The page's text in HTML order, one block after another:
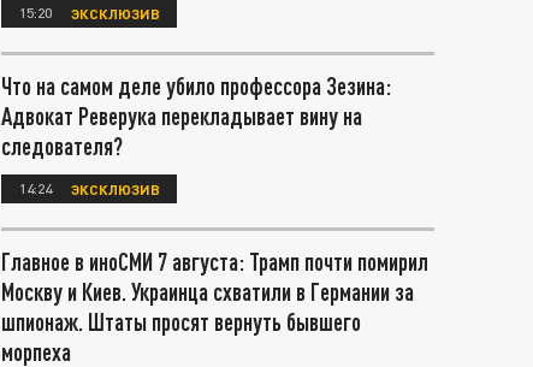
15:20 ЭКСКЛЮЗИВ
Что на самом деле убило профессора Зезина:
Адвокат Реверука перекладывает вину на
следователя?
14:24 ЭКСКЛЮЗИВ
Главное в иноСМИ 7 августа: Трамп почти помирил
Москву и Киев. Украинца схватили в Германии за
шпионаж. Штаты просят вернуть бывшего
морпеха